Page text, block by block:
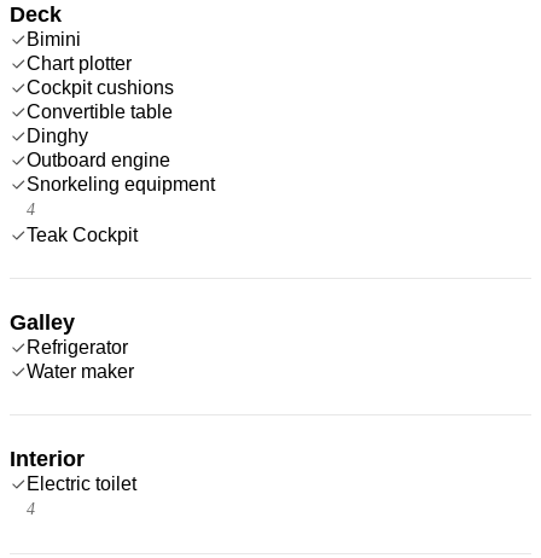
Deck
Bimini
Chart plotter
Cockpit cushions
Convertible table
Dinghy
Outboard engine
Snorkeling equipment
4
Teak Cockpit
Galley
Refrigerator
Water maker
Interior
Electric toilet
4